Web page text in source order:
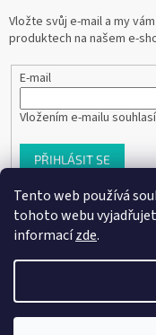
Tento web používá
tohoto webu
informacízde.
Vložte svůj e-mail a my
produktech na našem e-
E-mail
Vložením e-mailu
PŘIHLÁSIT SE